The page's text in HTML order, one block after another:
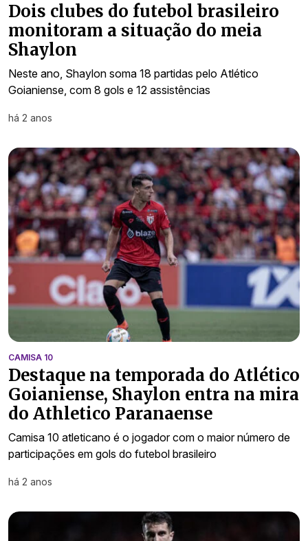
Dois clubes do futebol brasileiro
monitoram a situação do meia
Shaylon
Neste ano, Shaylon soma 18 partidas pelo Atlético
Goianiense, com 8 gols e 12 assistências
há 2 anos
CAMISA 10
Destaque na temporada do Atlético
Goianiense, Shaylon entra na mira
do Athletico Paranaense
Camisa 10 atleticano é o jogador com o maior número de
participações em gols do futebol brasileiro
há 2 anos